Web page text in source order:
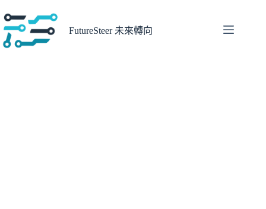
至
主
要
FutureSteer 未來轉向